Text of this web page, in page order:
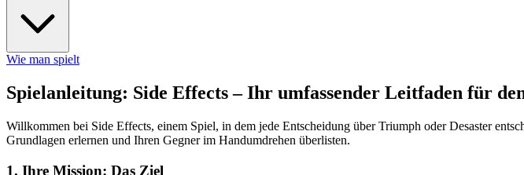
Wie man spielt
Spielanleitung: Side Effects – Ihr umfassender Leitfaden für
Willkommen bei Side Effects, einem Spiel, in dem jede Entscheidung über Triumph oder Desaster
Grundlagen erlernen und Ihren Gegner im Handumdrehen überlisten.
1. Ihre Mission: Das Ziel